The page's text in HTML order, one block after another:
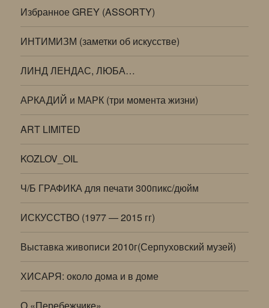
Избранное GREY (ASSORTY)
ИНТИМИЗМ (заметки об искусстве)
ЛИНД ЛЕНДАС, ЛЮБА…
АРКАДИЙ и МАРК (три момента жизни)
ART LIMITED
KOZLOV_OIL
Ч/Б ГРАФИКА для печати 300пикс/дюйм
ИСКУССТВО (1977 — 2015 гг)
Выставка живописи 2010г(Серпуховский музей)
ХИСАРЯ: около дома и в доме